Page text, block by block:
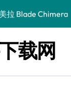
拉 Blade Chimera
系列：网球 Casual
之剑：复活
载网